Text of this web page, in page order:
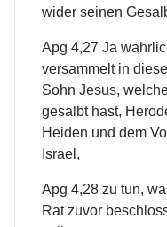
wider seinen
Apg 4,27 Ja
versammelt in
Sohn Jesus,
gesalbt hast,
Heiden und dem
Israel,
Apg 4,28 zu tun,
Rat zuvor